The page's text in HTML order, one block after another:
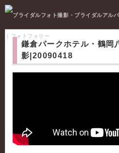
鎌倉パークホテル・鶴岡
影|20090418
｜フォトフォリー